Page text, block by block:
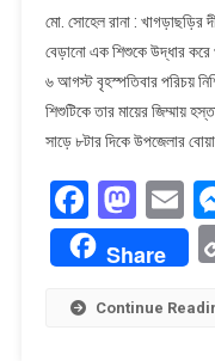
শিশু
মো. সোহেল রানা : খাগড়াছড়ির
বেড়ানো এক শিশুকে উদ্ধার করে
৬ আগস্ট বৃহস্পতিবার পরিচয়
শিশুটিকে তার মায়ের জিম্মায়
সাড়ে ৮টার দিকে উপজেলার
Share
Continue